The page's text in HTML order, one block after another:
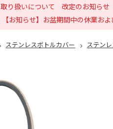
り扱いについて 改定のお知らせ
【お知らせ】お盆期間中の休業お
ステンレスボトルカバー ステンレ